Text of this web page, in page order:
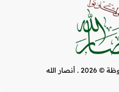
2026 . أنصار الله